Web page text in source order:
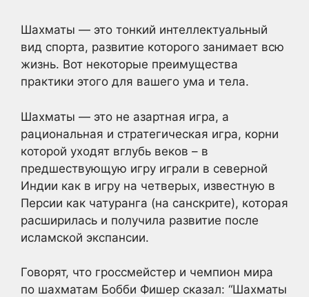
Шахматы — это тонкий интеллектуальный
вид спорта, развитие которого занимает всю
жизнь. Вот некоторые преимущества
практики этого для вашего ума и тела.
Шахматы — это не азартная игра, а
рациональная и стратегическая игра, корни
которой уходят вглубь веков – в
предшествующую игру играли в северной
Индии как в игру на четверых, известную в
Персии как чатуранга (на санскрите), которая
расширилась и получила развитие после
исламской экспансии.
Говорят, что гроссмейстер и чемпион мира
по шахматам Бобби Фишер сказал: “Шахматы